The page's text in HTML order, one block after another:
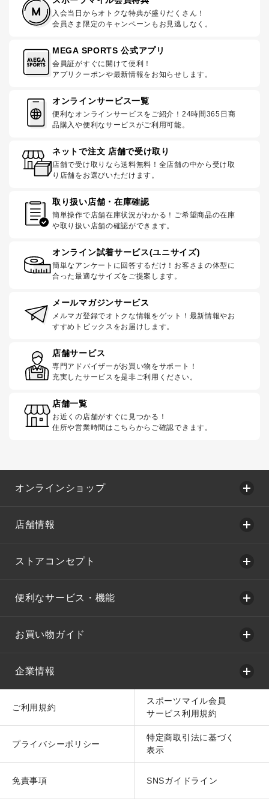
入会当日からオトクな特典が盛りだくさん！
会員さま限定のキャンペーンもお見逃しなく。
MEGA SPORTS 公式アプリ
会員証がすぐに開けて便利！
アプリクーポンや最新情報をお知らせします。
オンラインサービス一覧
便利なオンラインサービスをご紹介！24時間365日商
品購入や便利なサービスがご利用可能。
ネットで注文 店舗で受け取り
店舗で受け取りなら送料無料！全店舗の中から受け取
り店舗をお選びいただけます。
取り扱い店舗・在庫確認
簡単操作で店舗在庫状況がわかる！ご希望商品の在庫
や取り扱い店舗の確認ができます。
オンライン試着サービス(ユニサイズ)
簡単なアンケートに回答するだけ！お客さまの体型に
合った最適なサイズをご提案します。
メールマガジンサービス
メルマガ登録でオトクな情報をゲット！最新情報やお
すすめトピックスをお届けします。
店舗サービス
専門アドバイザーがお買い物をサポート！
充実したサービスを是非ご利用ください。
店舗一覧
お近くの店舗がすぐに見つかる！
住所や営業時間はこちらからご確認できます。
オンラインショップ
店舗情報
ストアコンセプト
便利なサービス・機能
お買い物ガイド
企業情報
ご利用規約
スポーツマイル会員
サービス利用規約
プライバシーポリシー
特定商取引法に基づく
表示
免責事項 SNSガイドライン